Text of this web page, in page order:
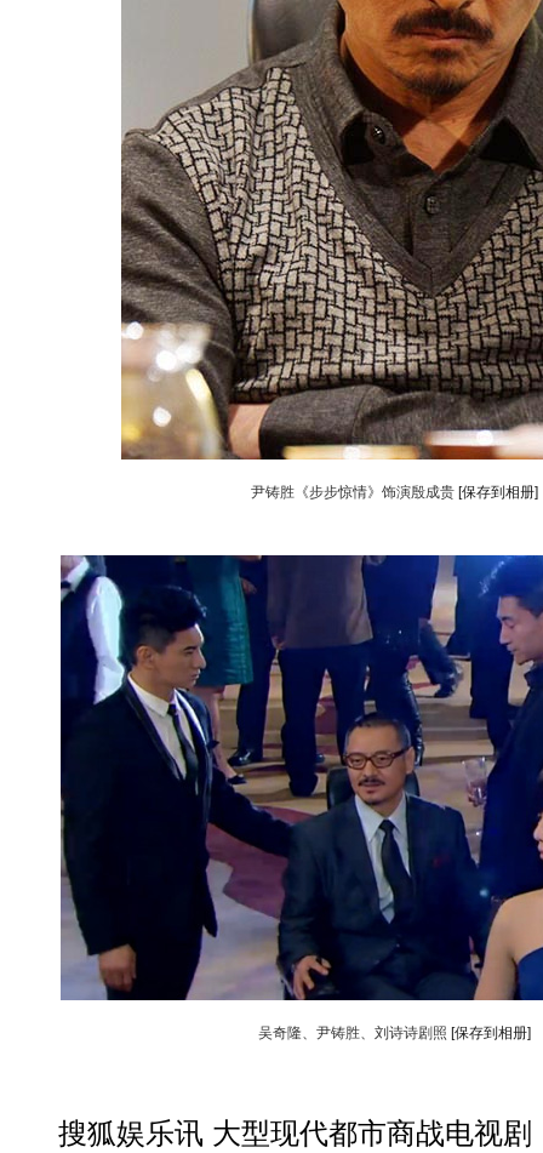
尹铸胜《步步惊情》饰演殷成贵 [保存到相册]
吴奇隆、尹铸胜、刘诗诗剧照 [保存到相册]
搜狐娱乐讯 大型现代都市商战电视剧